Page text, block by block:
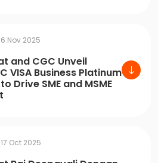
6 Nov 2025
and CGC Unveil
VISA Business Platinum
Drive SME and MSME
17 Oct 2025